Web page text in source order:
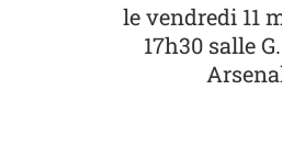
le vendredi 11
17h30 salle